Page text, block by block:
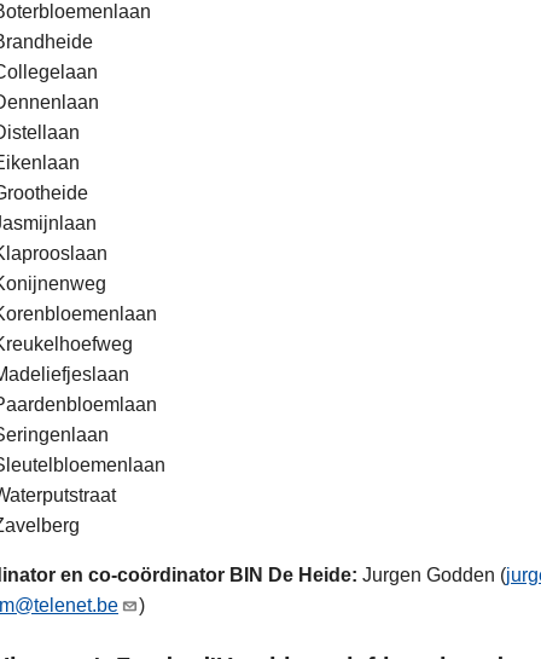
en co-coördinator BIN De Heide: Jurgen Godden (
)